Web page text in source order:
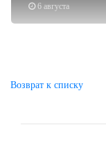
6 августа
Возврат к списку